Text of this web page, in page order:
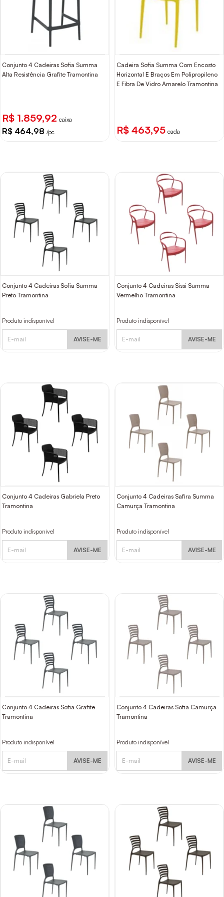
Conjunto 4 Cadeiras Sofia Summa
Alta Resistência Grafite Tramontina
R$ 1.859,92 caixa
R$ 464,98 /pc
Cadeira Sofia Summa Com Encosto
Horizontal E Braços Em Polipropileno
E Fibra De Vidro Amarelo Tramontina
R$ 463,95 cada
Conjunto 4 Cadeiras Sofia Summa
Preto Tramontina
Produto indisponível
AVISE-ME
Conjunto 4 Cadeiras Sissi Summa
Vermelho Tramontina
Produto indisponível
AVISE-ME
Conjunto 4 Cadeiras Gabriela Preto
Tramontina
Produto indisponível
AVISE-ME
Conjunto 4 Cadeiras Safira Summa
Camurça Tramontina
Produto indisponível
AVISE-ME
Conjunto 4 Cadeiras Sofia Grafite
Tramontina
Produto indisponível
AVISE-ME
Conjunto 4 Cadeiras Sofia Camurça
Tramontina
Produto indisponível
AVISE-ME